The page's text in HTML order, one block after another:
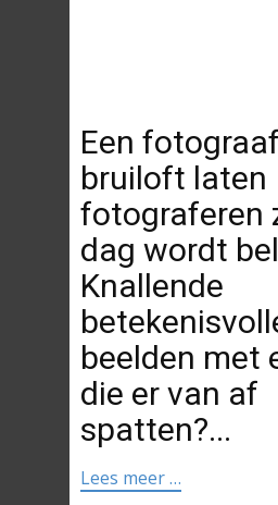
Een
bruiloft laten
fotograferen
dag wordt
Knallende
beelden met
die er van af
spatten?...
Lees meer …